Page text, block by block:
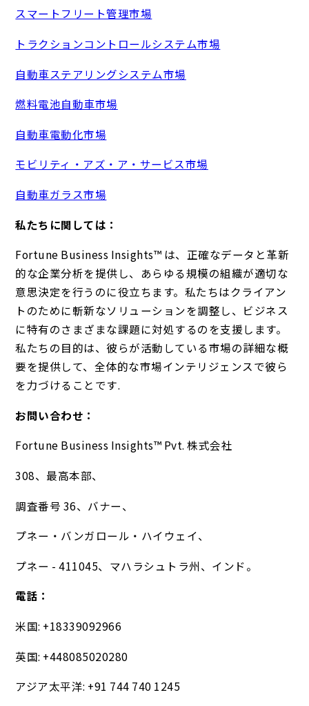
スマートフリート管理市場
トラクションコントロールシステム市場
自動車ステアリングシステム市場
燃料電池自動車市場
自動車電動化市場
モビリティ・アズ・ア・サービス市場
自動車ガラス市場
私たちに関しては：
Fortune Business Insights™ は、正確なデータと革新
的な企業分析を提供し、あらゆる規模の組織が適切な
意思決定を行うのに役立ちます。私たちはクライアン
トのために斬新なソリューションを調整し、ビジネス
に特有のさまざまな課題に対処するのを支援します。
私たちの目的は、彼らが活動している市場の詳細な概
要を提供して、全体的な市場インテリジェンスで彼ら
を力づけることです.
お問い合わせ：
Fortune Business Insights™ Pvt. 株式会社
308、最高本部、
調査番号 36、バナー、
プネー・バンガロール・ハイウェイ、
プネー - 411045、マハラシュトラ州、インド。
電話：
米国: +18339092966
英国: +448085020280
アジア太平洋: +91 744 740 1245